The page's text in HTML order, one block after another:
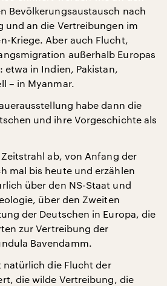
Bevölkerungsaustausch nach
und an die Vertreibungen im
Kriege. Aber auch Flucht,
außerhalb Europas
in Indien, Pakistan,
– in Myanmar.
habe dann die
und ihre Vorgeschichte als
ab, von Anfang der
mal bis heute und erzählen
über den NS-Staat und
über den Zweiten
der Deutschen in Europa, die
zur Vertreibung der
Bavendamm.
natürlich die Flucht der
die wilde Vertreibung, die